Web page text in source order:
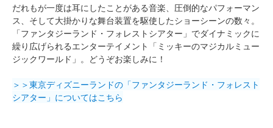
だれもが一度は耳にしたことがある音楽、圧倒的なパフォーマン
ス、そして大掛かりな舞台装置を駆使したショーシーンの数々。
「ファンタジーランド・フォレストシアター」でダイナミックに
繰り広げられるエンターテイメント「ミッキーのマジカルミュー
ジックワールド」。どうぞお楽しみに！
＞＞東京ディズニーランドの「ファンタジーランド・フォレスト
シアター」についてはこちら